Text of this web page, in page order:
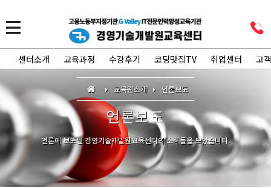
센터소개 교육과정 수강후기 코딩맛집TV 취업센터 고
교육원소개 언론보도
언론보도
언론에 보도된 경영기술개발원교육센터의 소식들을 모았습니다.